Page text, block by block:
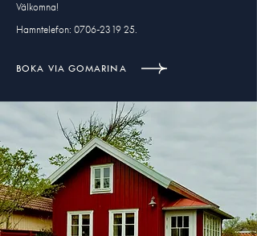
Välkomna!
Hamntelefon: 0706-23 19 25.
BOKA VIA GOMARINA